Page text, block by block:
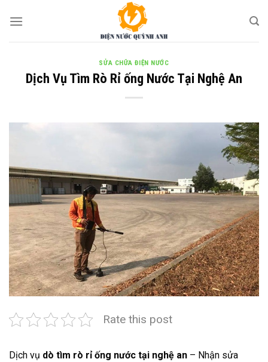
SỬA CHỮA ĐIỆN NƯỚC
Dịch Vụ Tìm Rò Rỉ ống Nước Tại Nghệ An
Rate this post
Dịch vụ dò tìm rò rỉ ống nước tại nghệ an – Nhận sửa